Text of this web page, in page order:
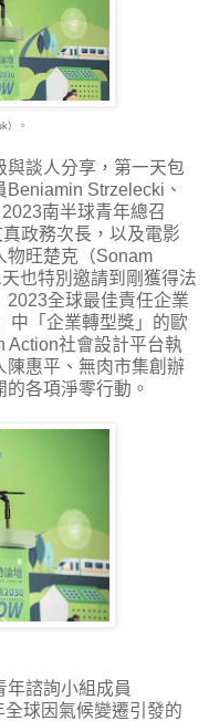
）。
談人分享，第一天包
Strzelecki、
南半球青年總召
政務次長，以及電影
物旺楚克（Sonam
也特別邀請到剛獲得法
2023全球最佳責任企業
中「企業轉型獎」的歐
Action社會設計平台執
陳惠平、無肉市集創辦
各項淨零行動。
諮詢小組成員
球因氣候變遷引發的